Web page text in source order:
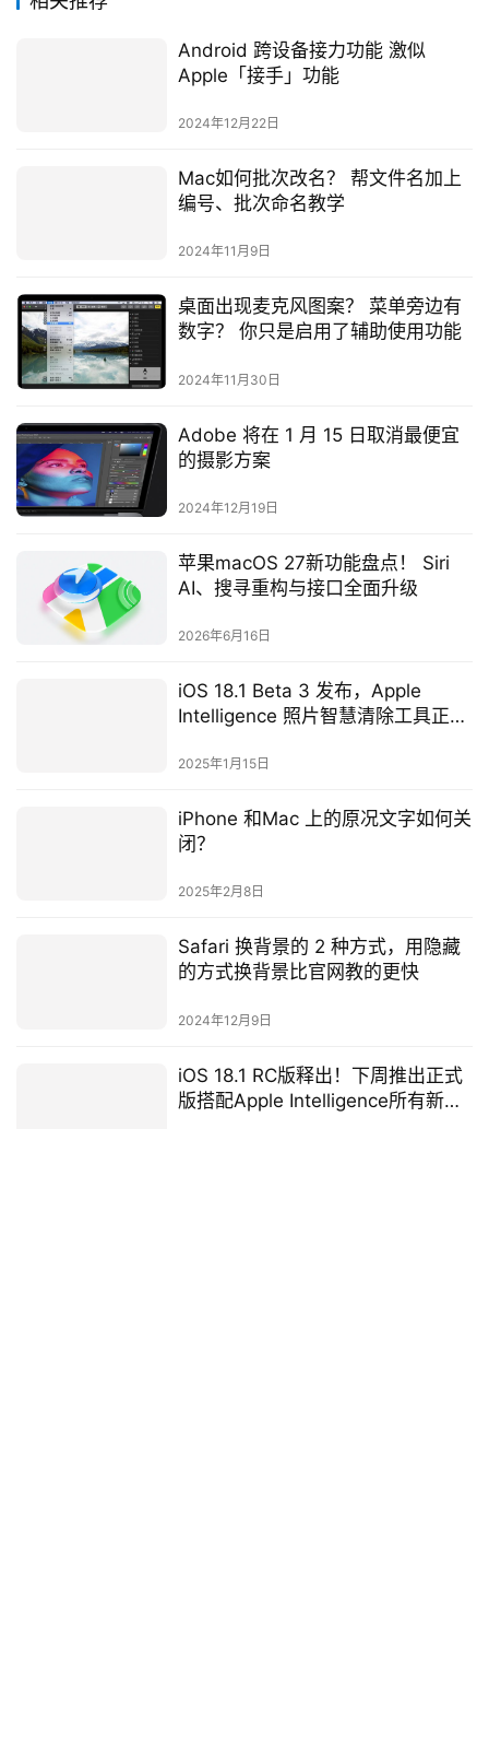
Android 跨设备接力功能 激似
Apple「接手」功能
2024年12月22日
Mac如何批次改名？ 帮文件名加上
编号、批次命名教学
2024年11月9日
桌面出现麦克风图案？ 菜单旁边有
数字？ 你只是启用了辅助使用功能
2024年11月30日
Adobe 将在 1 月 15 日取消最便宜
的摄影方案
2024年12月19日
苹果macOS 27新功能盘点！ Siri
AI、搜寻重构与接口全面升级
2026年6月16日
iOS 18.1 Beta 3 发布，Apple
Intelligence 照片智慧清除工具正式
2025年1月15日
iPhone 和Mac 上的原况文字如何关
闭？
2025年2月8日
Safari 换背景的 2 种方式，用隐藏
的方式换背景比官网教的更快
2024年12月9日
iOS 18.1 RC版释出！下周推出正式
版搭配Apple Intelligence所有新功